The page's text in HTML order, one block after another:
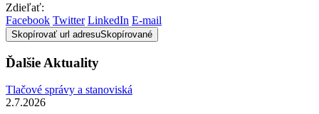
Zdieľať:
Facebook Twitter LinkedIn E-mail
Skopírovať url adresuSkopírované
Ďalšie Aktuality
Tlačové správy a stanoviská
2.7.2026